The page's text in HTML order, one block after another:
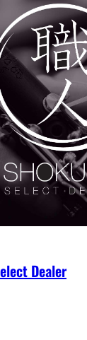
Dealer